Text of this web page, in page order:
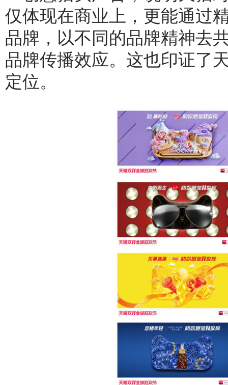
仅体现在商业上，更能通过
品牌，以不同的品牌精神去
品牌传播效应。这也印证了
定位。